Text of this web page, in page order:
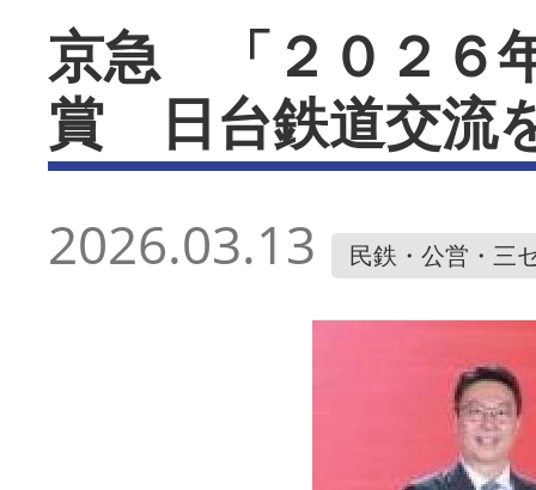
京急 「２０２６
賞 日台鉄道交流
2026.03.13 民鉄・公営・三